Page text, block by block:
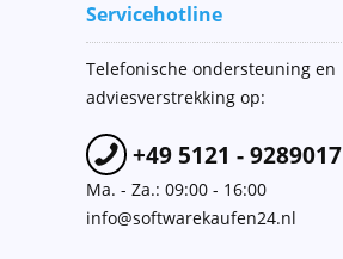
Servicehotline
Telefonische ondersteuning en
adviesverstrekking op:
+49 5121 - 9289017
Ma. - Za.: 09:00 - 16:00
info@softwarekaufen24.nl